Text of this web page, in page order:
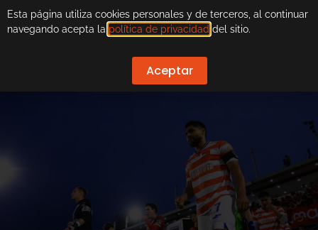
Esta página utiliza cookies personales y de terceros, al continuar
navegando acepta la política de privacidad del sitio.
Aceptar